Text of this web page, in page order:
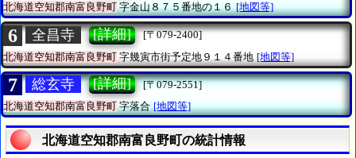
北海道空知郡南富良野町字金山８７５番地の１６ [地図等]
6 全昌寺 [詳細]
[〒079-2400]
北海道空知郡南富良野町 字幾寅市街予定地９１４番地 [地図等]
7 総玄寺 [詳細]
[〒079-2551]
北海道空知郡南富良野町字落合 [地図等]
北海道空知郡南富良野町の統計情報